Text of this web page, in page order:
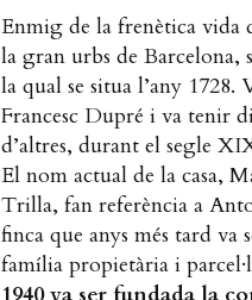
Enmig de la frenètica vida
la gran urbs de Barcelona,
la qual se situa l’any
Francesc Dupré i va tenir
d’altres, durant el segle
El nom actual de la casa,
Trilla, fan referència a
finca que anys més tard va
família propietària i